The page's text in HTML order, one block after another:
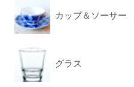
カップ＆ソーサー
グラス